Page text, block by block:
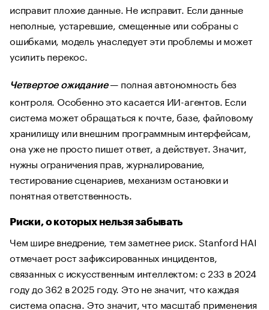
исправит плохие данные. Не исправит. Если данные
неполные, устаревшие, смещенные или собраны с
ошибками, модель унаследует эти проблемы и может
усилить перекос.
Четвертое ожидание— полная автономность без
контроля. Особенно это касается ИИ-агентов. Если
система может обращаться к почте, базе, файловому
хранилищу или внешним программным интерфейсам,
она уже не просто пишет ответ, а действует. Значит,
нужны ограничения прав, журналирование,
тестирование сценариев, механизм остановки и
понятная ответственность.
Риски, о которых нельзя забывать
Чем шире внедрение, тем заметнее риск. Stanford HAI
отмечает рост зафиксированных инцидентов,
связанных с искусственным интеллектом: с 233 в 2024
году до 362 в 2025 году. Это не значит, что каждая
система опасна. Это значит, что масштаб применения